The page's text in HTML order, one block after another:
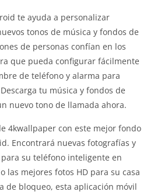
te ayuda a personalizar
tonos de música y fondos de
de personas confían en los
que pueda configurar fácilmente
de teléfono y alarma para
tu música y fondos de
nuevo tono de llamada ahora.
4kwallpaper con este mejor fondo
Encontrará nuevas fotografías y
su teléfono inteligente en
las mejores fotos HD para su casa
de bloqueo, esta aplicación móvil